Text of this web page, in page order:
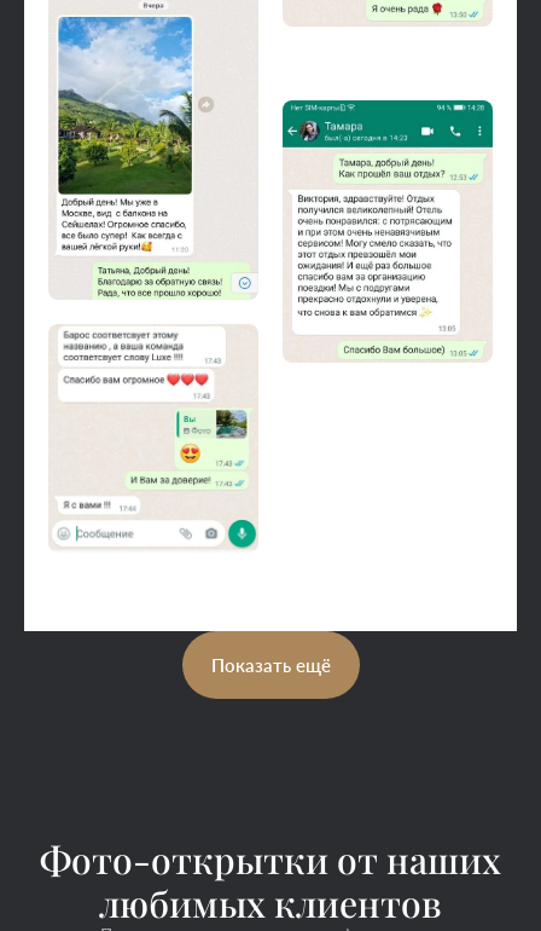
Показать ещё
Фото-открытки от наших
любимых клиентов